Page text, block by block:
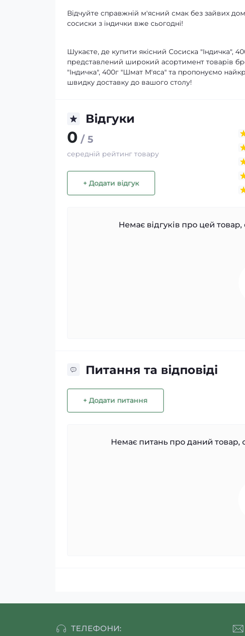
Відчуйте справжній м'ясний смак без зайвих
сосиски з індички вже сьогодні!
Шукаєте, де купити якісний Сосиска "Індичка",
представлений широкий асортимент товарів
"Індичка", 400г "Шмат М'яса" та пропонуємо
швидку доставку до вашого столу!
Відгуки
0 / 5
середній рейтинг товару
+ Додати відгук
Немає відгуків про цей
Питання та відповіді
+ Додати питання
Немає питань про даний товар,
ТЕЛЕФОНИ: